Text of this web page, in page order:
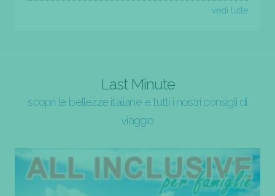
vedi tutte
Last Minute
scopri le bellezze italiane e tutti i nostri consigli di
viaggio